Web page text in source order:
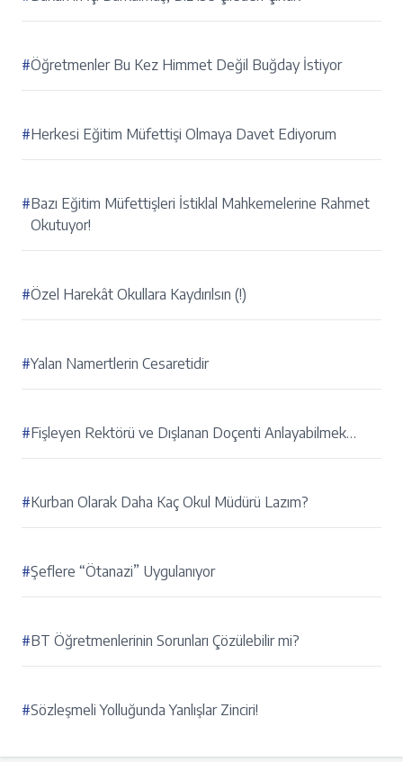
#Öğretmenler Bu Kez Himmet Değil Buğday İstiyor
#Herkesi Eğitim Müfettişi Olmaya Davet Ediyorum
#Bazı Eğitim Müfettişleri İstiklal Mahkemelerine Rahmet
Okutuyor!
#Özel Harekât Okullara Kaydırılsın (!)
#Yalan Namertlerin Cesaretidir
#Fişleyen Rektörü ve Dışlanan Doçenti Anlayabilmek…
#Kurban Olarak Daha Kaç Okul Müdürü Lazım?
#Şeflere “Ötanazi” Uygulanıyor
#BT Öğretmenlerinin Sorunları Çözülebilir mi?
#Sözleşmeli Yolluğunda Yanlışlar Zinciri!